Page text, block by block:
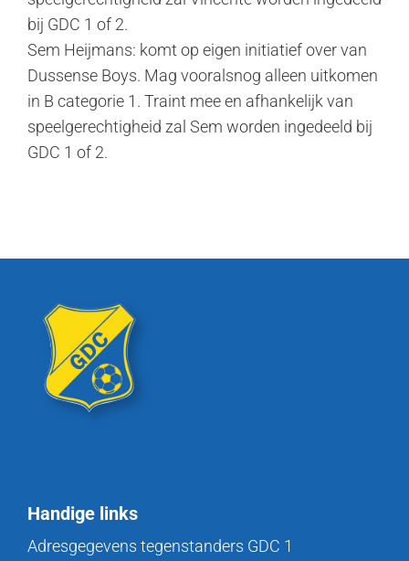
bij GDC 1 of 2.
Sem Heijmans: komt op eigen initiatief over van
Dussense Boys. Mag vooralsnog alleen uitkomen
in B categorie 1. Traint mee en afhankelijk van
speelgerechtigheid zal Sem worden ingedeeld bij
GDC 1 of 2.
Handige links
Adresgegevens tegenstanders GDC 1